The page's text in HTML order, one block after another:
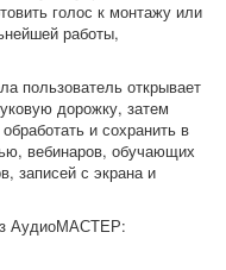
голос к монтажу или
работы,
пользователь открывает
дорожку, затем
и сохранить в
вебинаров, обучающих
записей с экрана и
АудиоМАСТЕР: